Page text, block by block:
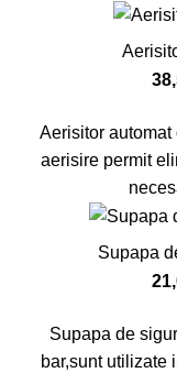
Aerisitor
aerisire permit
Supapa
Supapa de
bar,sunt utilizate